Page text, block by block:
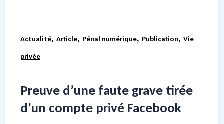
Actualité, Article, Pénal numérique, Publication, Vie
privée
Preuve d’une faute grave tirée
d’un compte privé Facebook